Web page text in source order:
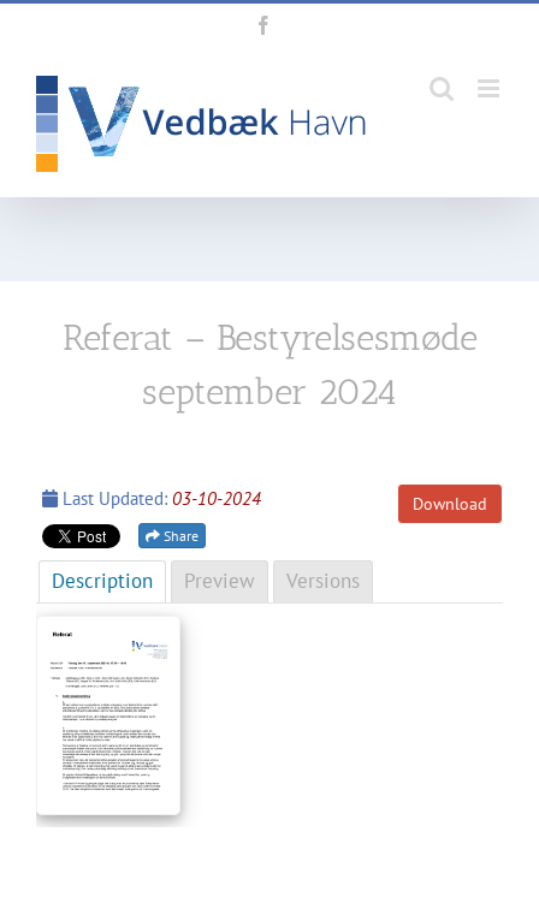
Skip
Referat – Bestyrelsesmøde
september 2024
Download
Last Updated: 03-10-2024
Share
Description Preview Versions